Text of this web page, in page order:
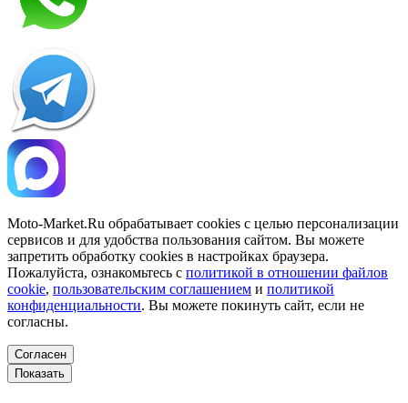
Moto-Market.Ru обрабатывает сookies с целью персонализации
сервисов и для удобства пользования сайтом. Вы можете
запретить обработку сookies в настройках браузера.
Пожалуйста, ознакомьтесь с политикой в отношении файлов
cookie, пользовательским соглашением и политикой
конфиденциальности. Вы можете покинуть сайт, если не
согласны.
Согласен
Показать